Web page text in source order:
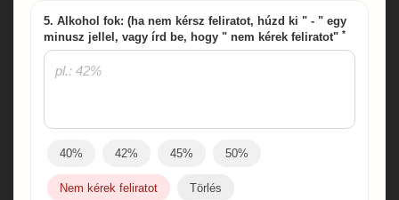
5. Alkohol fok: (ha nem kérsz feliratot, húzd ki " - " egy
minusz jellel, vagy írd be, hogy " nem kérek feliratot" *
40% 42% 45% 50%
Nem kérek feliratot Törlés